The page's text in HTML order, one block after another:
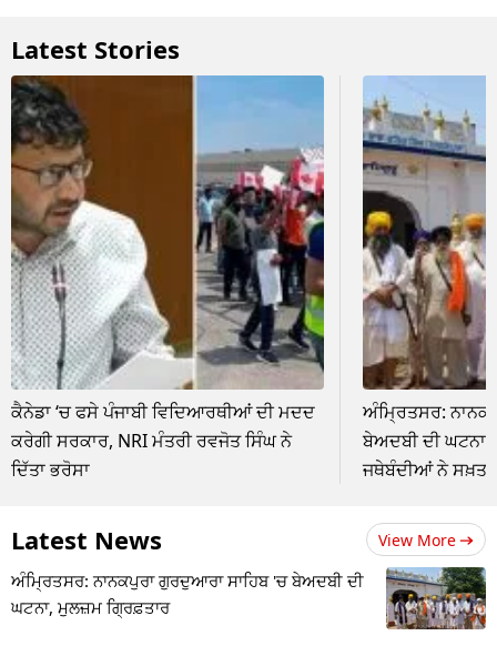
Latest Stories
ਕੈਨੇਡਾ ‘ਚ ਫਸੇ ਪੰਜਾਬੀ ਵਿਦਿਆਰਥੀਆਂ ਦੀ ਮਦਦ
ਕਰੇਗੀ ਸਰਕਾਰ, NRI ਮੰਤਰੀ ਰਵਜੋਤ ਸਿੰਘ ਨੇ
ਦਿੱਤਾ ਭਰੋਸਾ
ਅੰਮ੍ਰਿਤਸਰ:
ਬੇਅਦਬੀ ਦੀ ਘਟਨਾ,
ਜਥੇਬੰਦੀਆਂ ਨੇ ਸਖ਼ਤ
Latest News View More
ਅੰਮ੍ਰਿਤਸਰ: ਨਾਨਕਪੁਰਾ ਗੁਰਦੁਆਰਾ ਸਾਹਿਬ 'ਚ ਬੇਅਦਬੀ ਦੀ
ਘਟਨਾ, ਮੁਲਜ਼ਮ ਗ੍ਰਿਫ਼ਤਾਰ